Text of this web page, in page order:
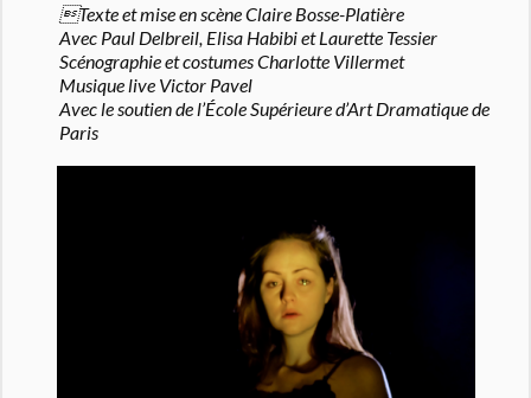
Texte et mise en scène Claire Bosse-Platière
Avec Paul Delbreil, Elisa Habibi et Laurette Tessier
Scénographie et costumes Charlotte Villermet
Musique live Victor Pavel
Avec le soutien de l’École Supérieure d’Art Dramatique de
Paris